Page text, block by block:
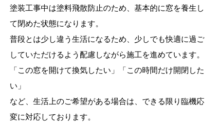
塗装工事中は塗料飛散防止のため、基本的に窓を養生し
て閉めた状態になります。
普段とは少し違う生活になるため、少しでも快適に過ご
していただけるよう配慮しながら施工を進めています。
「この窓を開けて換気したい」「この時間だけ開閉した
い」
など、生活上のご希望がある場合は、できる限り臨機応
変に対応しております。